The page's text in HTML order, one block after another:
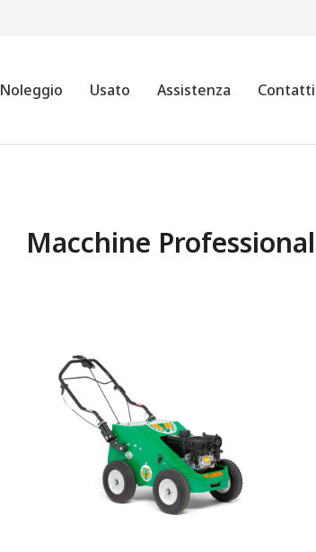
Noleggio Usato Assistenza Contatti
Macchine